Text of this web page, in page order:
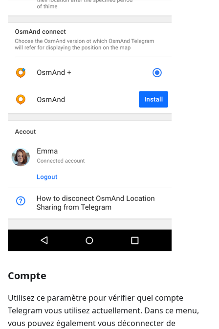
Compte
Utilisez ce paramètre pour vérifier quel compte
Telegram vous utilisez actuellement. Dans ce menu,
vous pouvez également vous déconnecter de